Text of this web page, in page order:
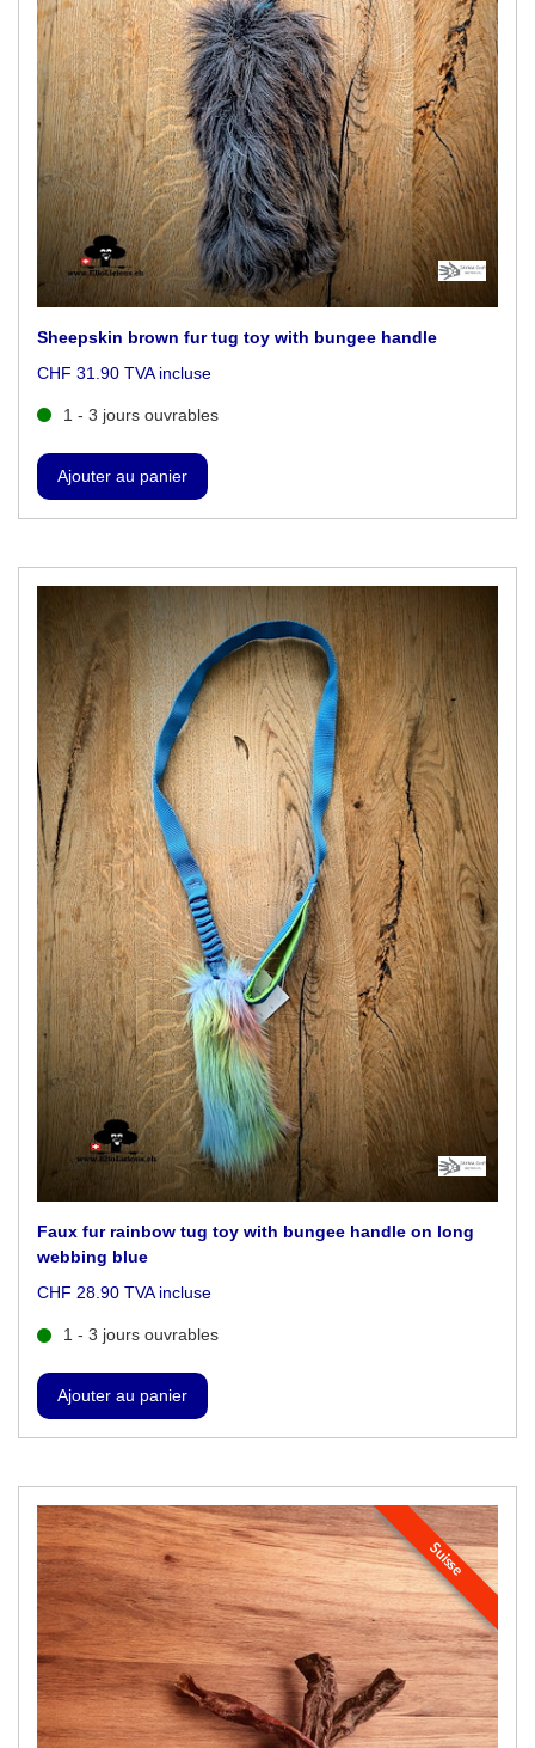
Sheepskin brown fur tug toy with bungee handle
CHF 31.90 TVA incluse
1 - 3 jours ouvrables
Faux fur rainbow tug toy with bungee handle on long
webbing blue
CHF 28.90 TVA incluse
1 - 3 jours ouvrables
Suisse